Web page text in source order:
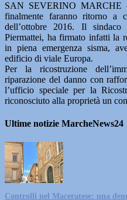
SAN SEVERINO MARCHE
finalmente faranno ritorno a
dell’ottobre 2016. Il
Piermattei, ha firmato infatti la
in piena emergenza sisma,
edificio di viale Europa.
Per la ricostruzione
riparazione del danno con
l’ufficio speciale per la
riconosciuto alla proprietà un
Ultime notizie MarcheNews24
Controlli nel Maceratese: una